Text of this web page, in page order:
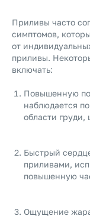
Приливы часто
симптомов,
от
приливы.
включать:
Повышенную
наблюдается
области груди,
Быстрый
приливами,
повышенную
Ощущение